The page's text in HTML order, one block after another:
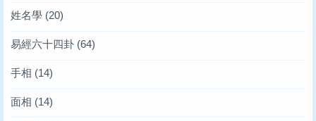
姓名學 (20)
易經六十四卦 (64)
手相 (14)
面相 (14)